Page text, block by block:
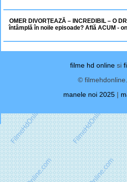
OMER DIVORȚEAZĂ – INCREDIBIL – O
întâmplă în noile episoade? Află ACUM -
filme hd online si
©
manele noi 2025 |